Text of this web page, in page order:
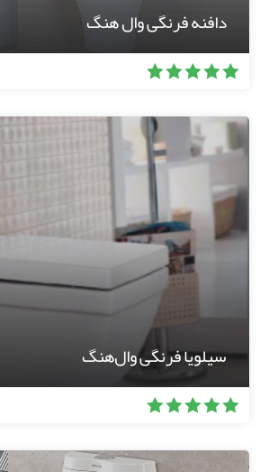
دافنه فرنگی وال هنگ
سیلویا فرنگی وال‌هنگ